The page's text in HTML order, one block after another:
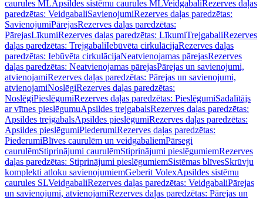
caurules MLApsildes sistēmu caurules MLVeidgabaliRezerves daļas
paredzētas: VeidgabaliSavienojumiRezerves daļas paredzētas:
SavienojumiPārejasRezerves daļas paredzētas:
PārejasLīkumiRezerves daļas paredzētas: LīkumiTrejgabaliRezerves
daļas paredzētas: TrejgabaliIebūvēta cirkulācijaRezerves daļas
paredzētas: Iebūvēta cirkulācijaNeatvienojamas pārejasRezerves
daļas paredzētas: Neatvienojamas pārejasPārejas un savienojumi,
atvienojamiRezerves daļas paredzētas: Pārejas un savienojumi,
atvienojamiNoslēgiRezerves daļas paredzētas:
NoslēgiPieslēgumiRezerves daļas paredzētas: PieslēgumiSadalītājs
ar vītnes pieslēgumuApsildes trejgabalsRezerves daļas paredzētas:
Apsildes trejgabalsApsildes pieslēgumiRezerves daļas paredzētas:
Apsildes pieslēgumiPiederumiRezerves daļas paredzētas:
PiederumiBlīves caurulēm un veidgabaliemPārsegi
caurulēmStiprinājumi caurulēmStiprinājumi pieslēgumiemRezerves
daļas paredzētas: Stiprinājumi pieslēgumiemSistēmas blīvesSkrūvju
komplekti atloku savienojumiemGeberit VolexApsildes sistēmu
caurules SLVeidgabaliRezerves daļas paredzētas: VeidgabaliPārejas
un savienojumi, atvienojamiRezerves daļas paredzētas: Pārejas un